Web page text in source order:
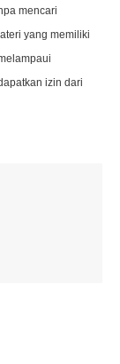
mencari
yang memiliki
izin dari